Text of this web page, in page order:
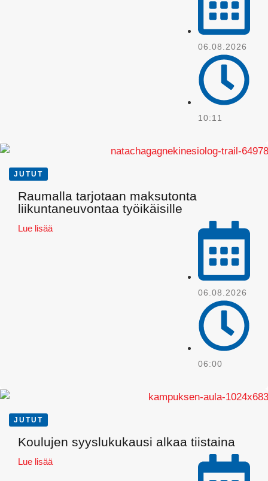
Pinterest
06.08.2026
10:11
JUTUT
Raumalla tarjotaan maksutonta
liikuntaneuvontaa työikäisille
Lue lisää
06.08.2026
06:00
JUTUT
Koulujen syyslukukausi alkaa tiistaina
Lue lisää